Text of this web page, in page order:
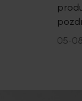
05-